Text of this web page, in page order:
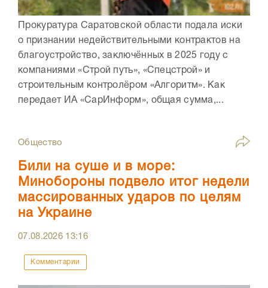
Прокуратура Саратовской области подала иски
о признании недействительными контрактов на
благоустройство, заключённых в 2025 году с
компаниями «Строй путь», «Спецстрой» и
строительным контролёром «Алгоритм». Как
передает ИА «СарИнформ», общая сумма,...
Общество
Били на суше и в море:
Минобороны подвело итог недели
массированных ударов по целям
на Украине
07.08.2026 13:16
Комментарии